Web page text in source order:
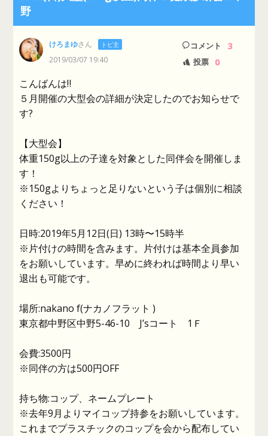
野
けろまゆさん トピ主
2019/03/07 19:40
コメント 3
投票 0
こんばんは‼️
５月開催の大型会の詳細が決定したのでお知らせで
す?
【大型会】
体重150g以上の子達を対象とした同伴会を開催しま
す！
※150gよりちょっと足りないという子は個別に相談
ください！
日時:2019年5月12日(日) 13時〜15時半
※片付けの時間を含みます。片付けは基本全員参加
をお願いしています。早めに終われば時間より早い
退出も可能です。
場所:nakano f(ナカノフラット )
東京都中野区中野5-46-10 J’sコート 1Ｆ
会費:3500円
※同伴の方は500円OFF
持ち物:コップ、ネームプレート
※去年9月よりマイコップ持参をお願いしています。
これまでプラスチックのコップを会から配布してい